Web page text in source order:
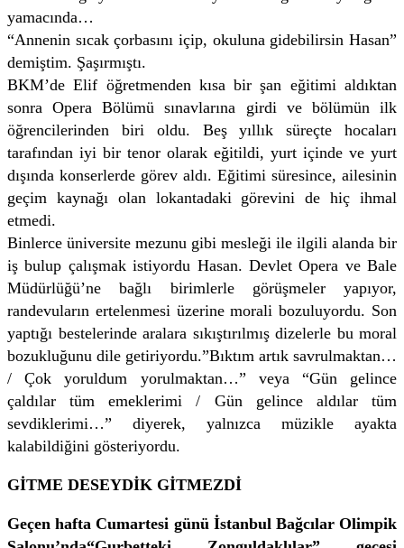
yamacında…
“Annenin sıcak çorbasını içip, okuluna gidebilirsin Hasan”
demiştim. Şaşırmıştı.
BKM’de Elif öğretmenden kısa bir şan eğitimi aldıktan
sonra Opera Bölümü sınavlarına girdi ve bölümün ilk
öğrencilerinden biri oldu. Beş yıllık süreçte hocaları
tarafından iyi bir tenor olarak eğitildi, yurt içinde ve yurt
dışında konserlerde görev aldı. Eğitimi süresince, ailesinin
geçim kaynağı olan lokantadaki görevini de hiç ihmal
etmedi.
Binlerce üniversite mezunu gibi mesleği ile ilgili alanda bir
iş bulup çalışmak istiyordu Hasan. Devlet Opera ve Bale
Müdürlüğü’ne bağlı birimlerle görüşmeler yapıyor,
randevuların ertelenmesi üzerine morali bozuluyordu. Son
yaptığı bestelerinde aralara sıkıştırılmış dizelerle bu moral
bozukluğunu dile getiriyordu.”Bıktım artık savrulmaktan…
/ Çok yoruldum yorulmaktan…” veya “Gün gelince
çaldılar tüm emeklerimi / Gün gelince aldılar tüm
sevdiklerimi…” diyerek, yalnızca müzikle ayakta
kalabildiğini gösteriyordu.
GİTME DESEYDİK GİTMEZDİ
Geçen hafta Cumartesi günü İstanbul Bağcılar Olimpik